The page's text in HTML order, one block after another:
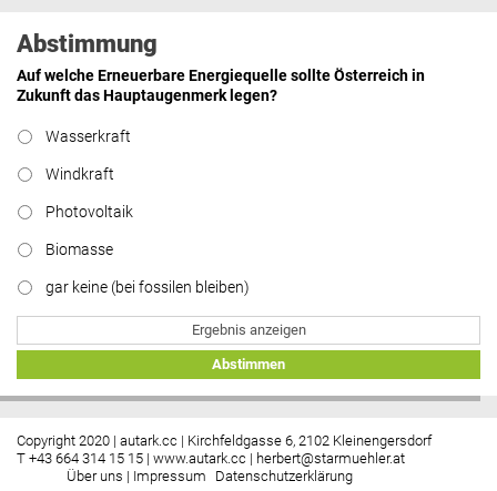
Abstimmung
Auf welche Erneuerbare Energiequelle sollte Österreich in
Zukunft das Hauptaugenmerk legen?
Wasserkraft
Windkraft
Photovoltaik
Biomasse
gar keine (bei fossilen bleiben)
Ergebnis anzeigen
Abstimmen
Copyright 2020 | autark.cc | Kirchfeldgasse 6, 2102 Kleinengersdorf
T +43 664 314 15 15 | www.autark.cc | herbert@starmuehler.at
Über uns | Impressum Datenschutzerklärung